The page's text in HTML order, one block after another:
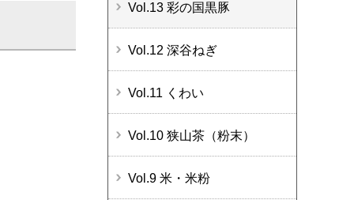
Vol.13 彩の国黒豚
Vol.12 深谷ねぎ
Vol.11 くわい
Vol.10 狭山茶（粉末）
Vol.9 米・米粉